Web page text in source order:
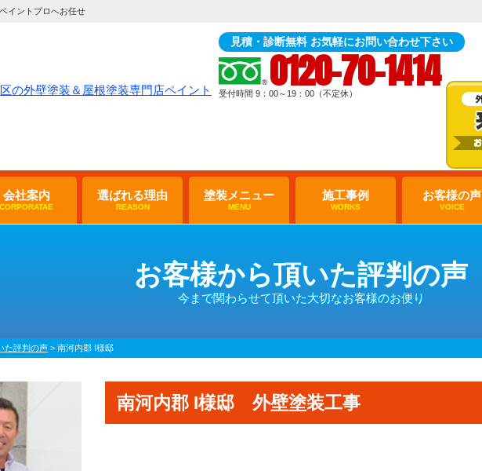
イントプロへお任せ
見積・診断無料 お気軽にお問い合わせ下さい
0120-70-1414
受付時間 9：00～19：00（不定休）
会社案内
CORPORATAE
選ばれる理由
REASON
塗装メニュー
MENU
施工事例
WORKS
お客様の声
VOICE
お客様から頂いた評判の声
今まで関わらせて頂いた大切なお客様のお便り
た評判の声 > 南河内郡 I様邸
南河内郡 I様邸 外壁塗装工事